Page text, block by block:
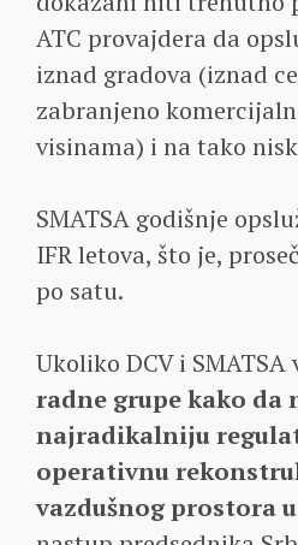
ATC provajdera da
iznad gradova (iznad
zabranjeno
visinama) i na tako
SMATSA godišnje
IFR letova, što je,
po satu.
Ukoliko DCV i
radne grupe kako da
najradikalniju
operativnu
vazdušnog prostora